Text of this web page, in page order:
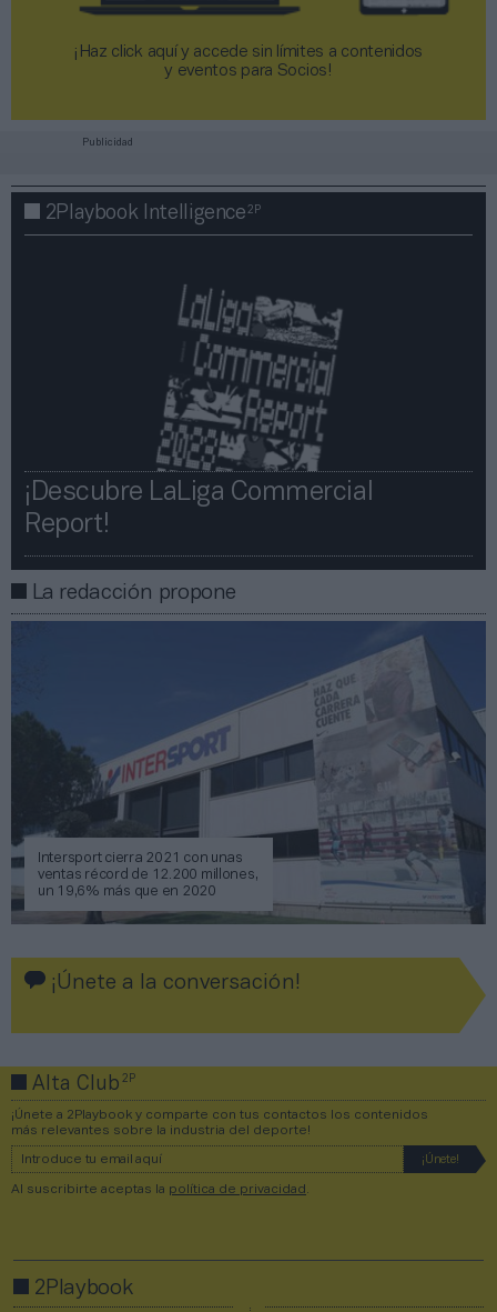
¡Haz click aquí y accede sin límites a contenidos
y eventos para Socios!​​​​​​​
Publicidad
2Playbook Intelligence2P
¡Descubre LaLiga Commercial
Report!​​
La redacción propone
Intersport cierra 2021 con unas
ventas récord de 12.200 millones,
un 19,6% más que en 2020
¡Únete a la conversación!
Alta Club2P
¡Únete a 2Playbook y comparte con tus contactos los contenidos
más relevantes sobre la industria del deporte!
Al suscribirte aceptas la política de privacidad
2Playbook